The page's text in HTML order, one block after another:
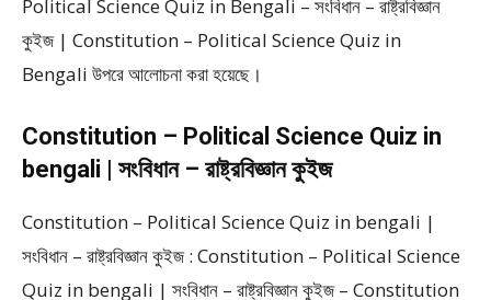
Political Science Quiz in Bengali – সংবিধান – রাষ্ট্রবিজ্ঞান
কুইজ | Constitution – Political Science Quiz in
Bengali উপরে আলোচনা করা হয়েছে।
Constitution – Political Science Quiz in
bengali | সংবিধান – রাষ্ট্রবিজ্ঞান কুইজ
Constitution – Political Science Quiz in bengali |
সংবিধান – রাষ্ট্রবিজ্ঞান কুইজ : Constitution – Political Science
Quiz in bengali | সংবিধান – রাষ্ট্রবিজ্ঞান কুইজ – Constitution